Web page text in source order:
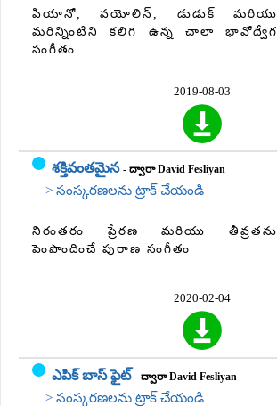
పియానో, వయోలిన్, డుడుక్ మరియు
మరిన్నింటిని కలిగి ఉన్న చాలా భావోద్వేగ
సంగీతం
2019-08-03
శక్తివంతమైన - ద్వారా David Fesliyan
> సంస్కరణలను ట్రాక్ చేయండి
నిరంతరం ప్రేరణ మరియు తీవ్రతను
పెంపొందించే పురాణ సంగీతం
2020-02-04
ఎపిక్ బాస్ ఫైట్ - ద్వారా David Fesliyan
> సంస్కరణలను ట్రాక్ చేయండి